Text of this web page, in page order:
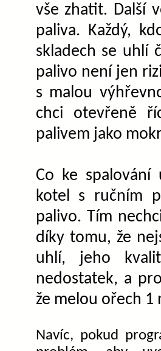
vše zhatit. Další
paliva. Každý,
skladech se uhlí
palivo není jen
s malou
chci otevřeně
palivem jako
Co ke
kotel s ručním
palivo. Tím
díky tomu, že
uhlí, jeho
nedostatek, a
že melou ořech 1
Navíc, pokud